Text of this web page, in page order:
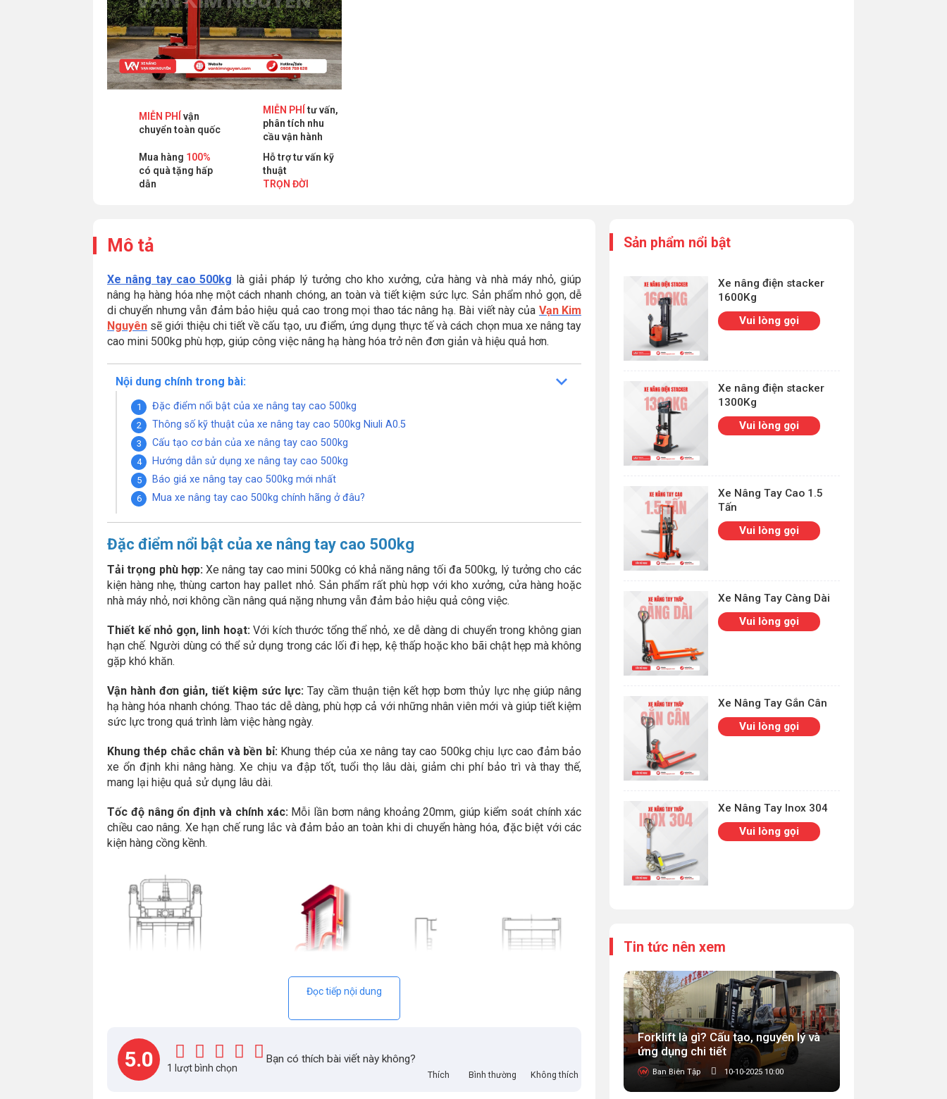
MIỄN PHÍ vận
chuyển toàn quốc
MIỄN PHÍ tư vấn,
phân tích nhu
cầu vận hành
Mua hàng 100%
có quà tặng hấp
dẫn
Hỗ trợ tư vấn kỹ
thuật
TRỌN ĐỜI
Mô tả
Xe nâng tay cao 500kg là giải pháp lý tưởng cho kho xưởng, cửa hàng và nhà máy nhỏ, giúp
nâng hạ hàng hóa nhẹ một cách nhanh chóng, an toàn và tiết kiệm sức lực. Sản phẩm nhỏ gọn, dễ
di chuyển nhưng vẫn đảm bảo hiệu quả cao trong mọi thao tác nâng hạ. Bài viết này của Vạn Kim
Nguyên sẽ giới thiệu chi tiết về cấu tạo, ưu điểm, ứng dụng thực tế và cách chọn mua xe nâng tay
cao mini 500kg phù hợp, giúp công việc nâng hạ hàng hóa trở nên đơn giản và hiệu quả hơn.
Nội dung chính trong bài:
Đặc điểm nổi bật của xe nâng tay cao 500kg
Thông số kỹ thuật của xe nâng tay cao 500kg Niuli A0.5
Cấu tạo cơ bản của xe nâng tay cao 500kg
Hướng dẫn sử dụng xe nâng tay cao 500kg
Báo giá xe nâng tay cao 500kg mới nhất
Mua xe nâng tay cao 500kg chính hãng ở đâu?
Đặc điểm nổi bật của xe nâng tay cao 500kg
Tải trọng phù hợp:Xe nâng tay cao mini 500kg có khả năng nâng tối đa 500kg, lý tưởng cho các
kiện hàng nhẹ, thùng carton hay pallet nhỏ. Sản phẩm rất phù hợp với kho xưởng, cửa hàng hoặc
nhà máy nhỏ, nơi không cần nâng quá nặng nhưng vẫn đảm bảo hiệu quả công việc.
Thiết kế nhỏ gọn, linh hoạt:Với kích thước tổng thể nhỏ, xe dễ dàng di chuyển trong không gian
hạn chế. Người dùng có thể sử dụng trong các lối đi hẹp, kệ thấp hoặc kho bãi chật hẹp mà không
gặp khó khăn.
Vận hành đơn giản, tiết kiệm sức lực:Tay cầm thuận tiện kết hợp bơm thủy lực nhẹ giúp nâng
hạ hàng hóa nhanh chóng. Thao tác dễ dàng, phù hợp cả với những nhân viên mới và giúp tiết kiệm
sức lực trong quá trình làm việc hàng ngày.
Khung thép chắc chắn và bền bỉ:Khung thép của xe nâng tay cao 500kg chịu lực cao đảm bảo
xe ổn định khi nâng hàng. Xe chịu va đập tốt, tuổi thọ lâu dài, giảm chi phí bảo trì và thay thế,
mang lại hiệu quả sử dụng lâu dài.
Tốc độ nâng ổn định và chính xác:Mỗi lần bơm nâng khoảng 20mm, giúp kiểm soát chính xác
chiều cao nâng. Xe hạn chế rung lắc và đảm bảo an toàn khi di chuyển hàng hóa, đặc biệt với các
kiện hàng cồng kềnh.
Đọc tiếp nội dung
5.0 1 lượt bình chọn
Bạn có thích bài viết này không?
Thích Bình thường Không thích
Sản phẩm nổi bật
Xe nâng điện stacker
1600Kg
Vui lòng gọi
Xe nâng điện stacker
1300Kg
Vui lòng gọi
Xe Nâng Tay Cao 1.5
Tấn
Vui lòng gọi
Xe Nâng Tay Càng Dài
Vui lòng gọi
Xe Nâng Tay Gắn Cân
Vui lòng gọi
Xe Nâng Tay Inox 304
Vui lòng gọi
Tin tức nên xem
Forklift là gì? Cấu tạo, nguyên lý và
ứng dụng chi tiết
Ban Biên Tập 10-10-2025 10:00